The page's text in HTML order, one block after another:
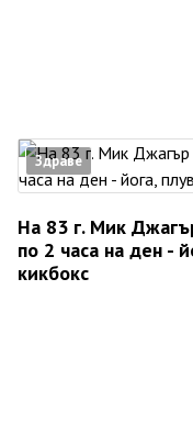
Здраве
На 83 г. Мик
по 2 часа на ден -
кикбокс